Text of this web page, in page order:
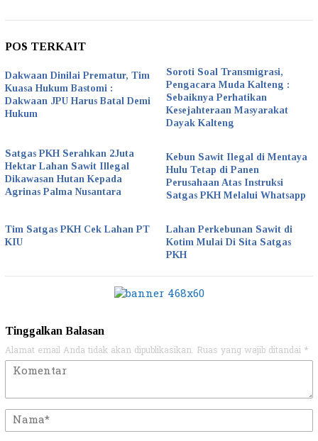
POS TERKAIT
Dakwaan Dinilai Prematur, Tim
Kuasa Hukum Bastomi :
Dakwaan JPU Harus Batal Demi
Hukum
Soroti Soal Transmigrasi,
Pengacara Muda Kalteng :
Sebaiknya Perhatikan
Kesejahteraan Masyarakat
Dayak Kalteng
Satgas PKH Serahkan 2Juta
Hektar Lahan Sawit Illegal
Dikawasan Hutan Kepada
Agrinas Palma Nusantara
Kebun Sawit Ilegal di Mentaya
Hulu Tetap di Panen
Perusahaan Atas Instruksi
Satgas PKH Melalui Whatsapp
Tim Satgas PKH Cek Lahan PT
KIU
Lahan Perkebunan Sawit di
Kotim Mulai Di Sita Satgas
PKH
Tinggalkan Balasan
Alamat email Anda tidak akan dipublikasikan. Ruas yang wajib ditandai *